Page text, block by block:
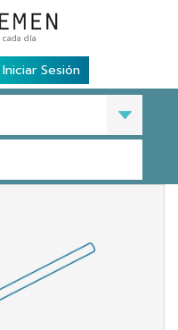
día
Iniciar Sesión